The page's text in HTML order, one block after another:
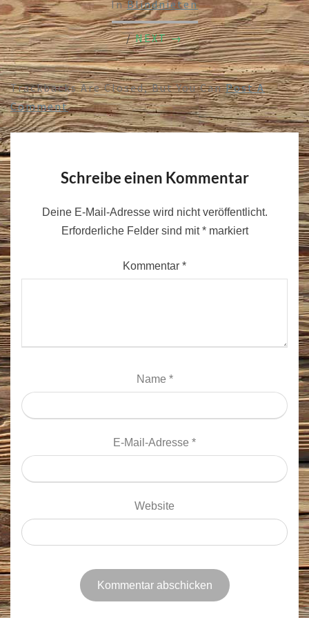
InBlindnieten
/NEXT →
Trackbacks Are Closed, But You CanPost A
Comment.
Schreibe einen Kommentar
Deine E-Mail-Adresse wird nicht veröffentlicht.
Erforderliche Felder sind mit*markiert
Kommentar *
Name *
E-Mail-Adresse *
Website